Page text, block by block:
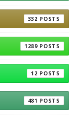
332
1289
12
481